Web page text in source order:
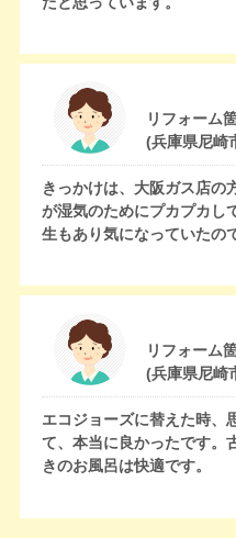
リフォーム
(兵庫県尼崎
きっかけは、大阪ガス店の
が湿気のためにプカプカし
生もあり気になっていたの
リフォーム
(兵庫県尼崎
エコジョーズに替えた時、
て、本当に良かったです。
きのお風呂は快適です。